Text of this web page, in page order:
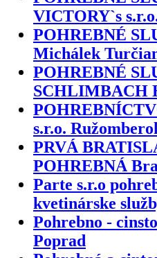
VICTORY`s
POHREBNÉ
Michálek
POHREBNÉ
SCHLIMBACH
s.r.o.
PRVÁ
POHREBNÁ
Parte s.r.o
kvetinárske
Pohrebno -
Poprad